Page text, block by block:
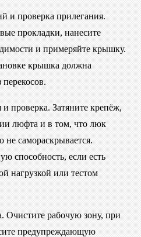
и проверка прилегания.
прокладки, нанесите
и примеряйте крышку.
крышка должна
проверка. Затяните крепёж,
люфта и в том, что люк
не самораскрывается.
способность, если есть
нагрузкой или тестом
Очистите рабочую зону, при
предупреждающую